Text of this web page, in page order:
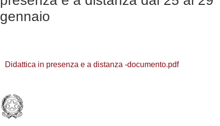
gennaio
Didattica in presenza e a distanza -documento.pdf